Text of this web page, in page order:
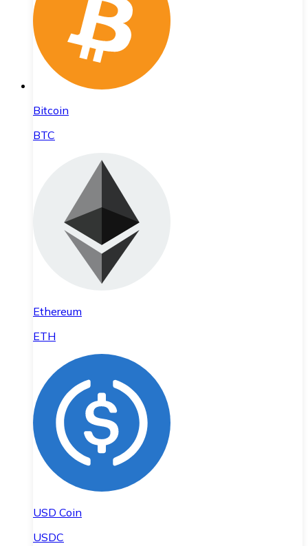
Bitcoin
BTC
Ethereum
ETH
USD Coin
USDC